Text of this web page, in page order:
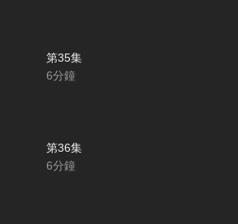
第35集
6分鐘
第36集
6分鐘